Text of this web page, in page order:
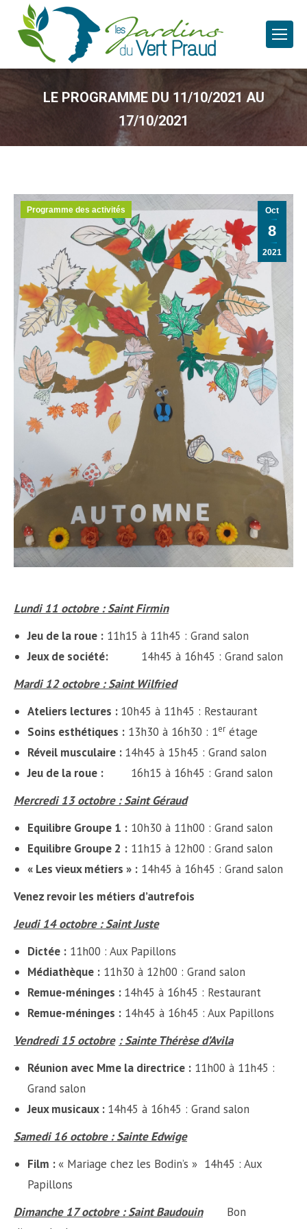
LE PROGRAMME DU 11/10/2021 AU
17/10/2021
Oct
8
2021
Programme des activités
Lundi 11 octobre : Saint Firmin
Jeu de la roue : 11h15 à 11h45 : Grand salon
Jeux de société: 14h45 à 16h45 : Grand salon
Mardi 12 octobre : Saint Wilfried
Ateliers lectures : 10h45 à 11h45 : Restaurant
Soins esthétiques : 13h30 à 16h30 : 1er étage
Réveil musculaire : 14h45 à 15h45 : Grand salon
Jeu de la roue : 16h15 à 16h45 : Grand salon
Mercredi 13 octobre : Saint Géraud
Equilibre Groupe 1 : 10h30 à 11h00 : Grand salon
Equilibre Groupe 2 : 11h15 à 12h00 : Grand salon
« Les vieux métiers » : 14h45 à 16h45 : Grand salon
Venez revoir les métiers d’autrefois
Jeudi 14 octobre : Saint Juste
Dictée : 11h00 : Aux Papillons
Médiathèque : 11h30 à 12h00 : Grand salon
Remue-méninges : 14h45 à 16h45 : Restaurant
Remue-méninges : 14h45 à 16h45 : Aux Papillons
Vendredi 15 octobre : Sainte Thérèse d’Avila
Réunion avec Mme la directrice : 11h00 à 11h45 :
Grand salon
Jeux musicaux : 14h45 à 16h45 : Grand salon
Samedi 16 octobre : Sainte Edwige
Film :« Mariage chez les Bodin’s » 14h45 : Aux
Papillons
Dimanche17 octobre:Saint Baudouin
Bon